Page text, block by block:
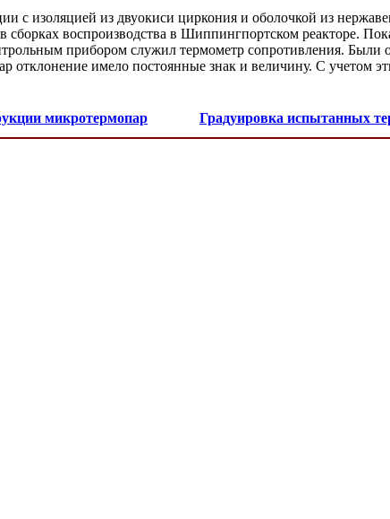
с изоляцией из двуокиси циркония и оболочкой из
воспроизводства в Шиппингпортском реакторе.
прибором служил термометр сопротивления. Были
отклонение имело постоянные знак и величину. С учетом
микротермопар Градуировка испытанных